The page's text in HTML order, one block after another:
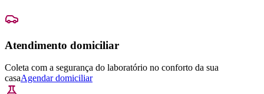
Atendimento domiciliar
Coleta com a segurança do laboratório no conforto da sua
casaAgendar domiciliar